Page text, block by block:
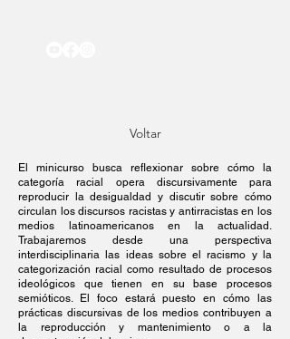
Voltar
El minicurso busca reflexionar sobre cómo la
categoría racial opera discursivamente para
reproducir la desigualdad y discutir sobre cómo
circulan los discursos racistas y antirracistas en los
medios latinoamericanos en la actualidad.
Trabajaremos desde una perspectiva
interdisciplinaria las ideas sobre el racismo y la
categorización racial como resultado de procesos
ideológicos que tienen en su base procesos
semióticos. El foco estará puesto en cómo las
prácticas discursivas de los medios contribuyen a
la reproducción y mantenimiento o a la